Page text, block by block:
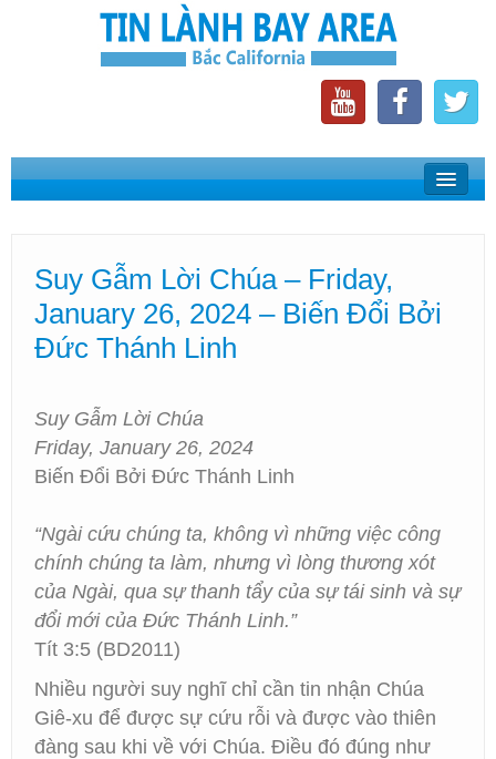
Home
Phát Thanh Tin Lành Bay Area
Các Hội Thánh Bắc California
Suy Gẫm Lời Chúa – Friday,
January 26, 2024 – Biến Đổi Bởi
Đức Thánh Linh
Suy Gẫm Lời Chúa
Friday, January 26, 2024
Biến Đổi Bởi Đức Thánh Linh
“Ngài cứu chúng ta, không vì những việc công
chính chúng ta làm, nhưng vì lòng thương xót
của Ngài, qua sự thanh tẩy của sự tái sinh và sự
đổi mới của Ðức Thánh Linh.”
Tít 3:5 (BD2011)
Nhiều người suy nghĩ chỉ cần tin nhận Chúa
Giê-xu để được sự cứu rỗi và được vào thiên
đàng sau khi về với Chúa. Điều đó đúng như